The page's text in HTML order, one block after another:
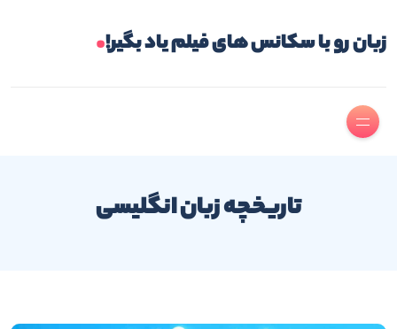
زبان رو با سکانس های فیلم یاد بگیر!.
تاریخچه زبان انگلیسی